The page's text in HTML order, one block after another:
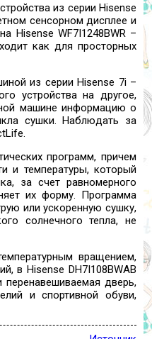
из серии Hisense
сенсорном дисплее и
Hisense WF7I1248BWR –
как для просторных
из серии Hisense 7i –
устройства на другое,
машине информацию о
сушки. Наблюдать за
программ, причем
и температуры, который
за счет равномерного
их форму. Программа
или ускоренную сушку,
солнечного тепла, не
вращением,
в Hisense DH7I108BWAB
перенавешиваемая дверь,
и спортивной обуви,